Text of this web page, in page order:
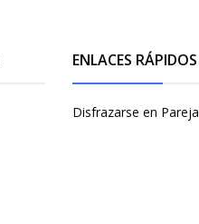
ENLACES RÁPIDOS
Disfrazarse en Pareja